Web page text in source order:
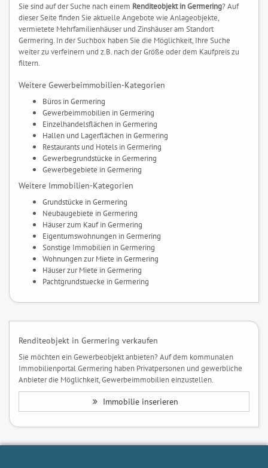
Sie sind auf der Suche nach einem Renditeobjekt in Germering? Auf
dieser Seite finden Sie aktuelle Angebote wie Anlageobjekte,
vermietete Mehrfamilienhäuser und Zinshäuser am Standort
Germering. In der Suchbox haben Sie die Möglichkeit, Ihre Suche
weiter zu verfeinern und z.B. nach der Größe oder dem Kaufpreis zu
filtern.
Weitere Gewerbeimmobilien-Kategorien
Büros in Germering
Gewerbeimmobilien in Germering
Einzelhandelsflächen in Germering
Hallen und Lagerflächen in Germering
Restaurants und Hotels in Germering
Gewerbegrundstücke in Germering
Gewerbegebiete in Germering
Weitere Immobilien-Kategorien
Grundstücke in Germering
Neubaugebiete in Germering
Häuser zum Kauf in Germering
Eigentumswohnungen in Germering
Sonstige Immobilien in Germering
Wohnungen zur Miete in Germering
Häuser zur Miete in Germering
Pachtgrundstuecke in Germering
Renditeobjekt in Germering verkaufen
Sie möchten ein Gewerbeobjekt anbieten? Auf dem kommunalen
Immobilienportal Germering haben Privatpersonen und gewerbliche
Anbieter die Möglichkeit, Gewerbeimmobilien einzustellen.
Immobilie inserieren